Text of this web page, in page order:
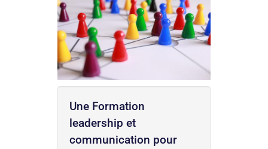
Une Formation
leadership et
communication pour